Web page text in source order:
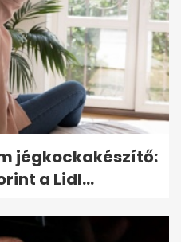
jégkockakészítő:
a Lidl...